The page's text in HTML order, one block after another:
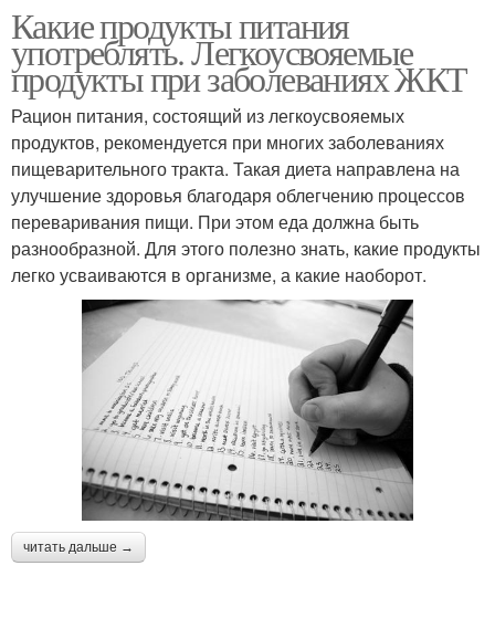
Какие продукты питания
употреблять. Легкоусвояемые
продукты при заболеваниях ЖКТ
Рацион питания, состоящий из легкоусвояемых
продуктов, рекомендуется при многих заболеваниях
пищеварительного тракта. Такая диета направлена на
улучшение здоровья благодаря облегчению процессов
переваривания пищи. При этом еда должна быть
разнообразной. Для этого полезно знать, какие продукты
легко усваиваются в организме, а какие наоборот.
читать дальше →